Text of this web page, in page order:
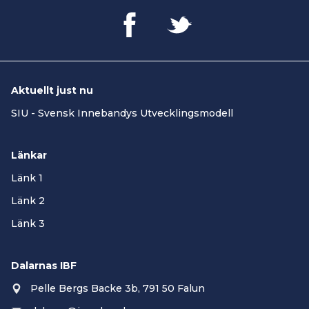
Aktuellt just nu
SIU - Svensk Innebandys Utvecklingsmodell
Länkar
Länk 1
Länk 2
Länk 3
Dalarnas IBF
Pelle Bergs Backe 3b, 791 50 Falun